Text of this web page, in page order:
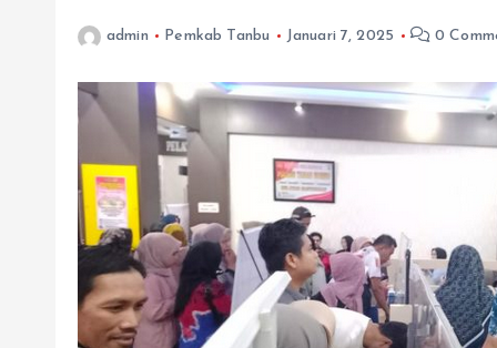
admin Pemkab Tanbu Januari 7, 2025 0